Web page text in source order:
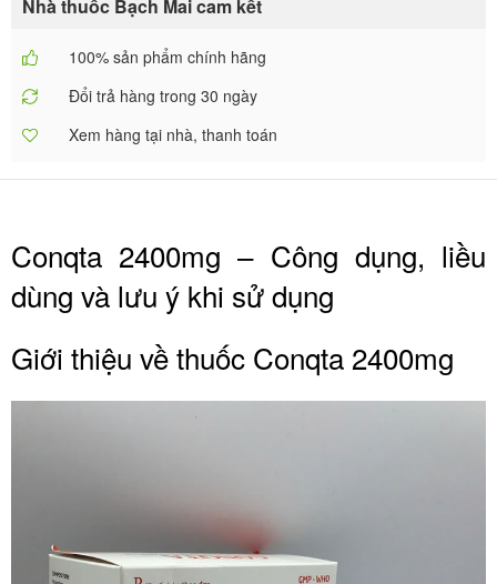
Nhà thuốc Bạch Mai cam kết
100% sản phẩm chính hãng
Đổi trả hàng trong 30 ngày
Xem hàng tại nhà, thanh toán
Conqta 2400mg – Công dụng, liều
dùng và lưu ý khi sử dụng
Giới thiệu về thuốc Conqta 2400mg